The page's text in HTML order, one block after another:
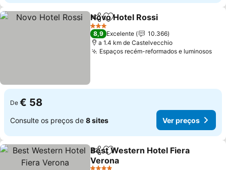
PartilharAdicionar aos favoritos
Novo Hotel Rossi
3 Estrelas
8,9 Excelente
10.366
a 1.4 km de Castelvecchio
Espaços recém-reformados e luminosos
De € 58
Consulte os preços de 8 sites Ver preços
PartilharAdicionar aos favoritos
Best Western Hotel Fiera
Verona